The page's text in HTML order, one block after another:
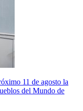
11 de agosto la
del Mundo de